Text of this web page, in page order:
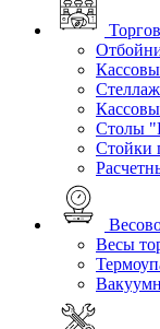
Столы
Стойки
Весы